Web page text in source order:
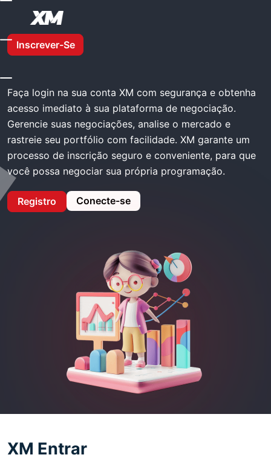
Inscrever-Se
XM Entrar
XM Entrar
Faça login na sua conta XM com segurança e obtenha
acesso imediato à sua plataforma de negociação.
Gerencie suas negociações, analise o mercado e
rastreie seu portfólio com facilidade. XM garante um
processo de inscrição seguro e conveniente, para que
você possa negociar sua própria programação.
Registro Conecte-se
XM Entrar